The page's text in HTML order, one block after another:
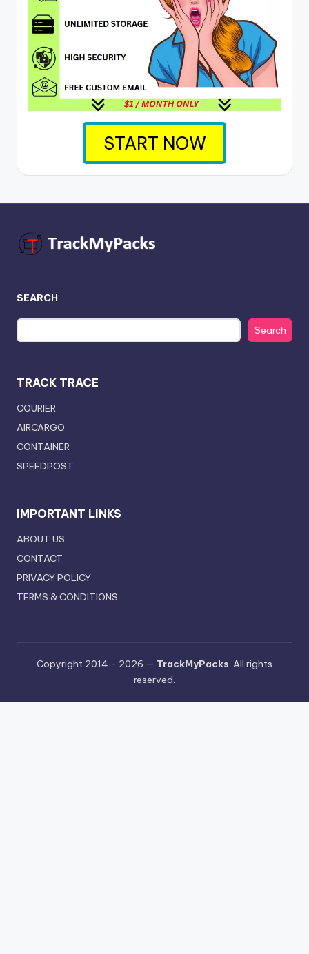
START NOW
SEARCH
Search
TRACK TRACE
COURIER
AIRCARGO
CONTAINER
SPEEDPOST
IMPORTANT LINKS
ABOUT US
CONTACT
PRIVACY POLICY
TERMS & CONDITIONS
Copyright 2014 - 2026 — TrackMyPacks. All rights
reserved.